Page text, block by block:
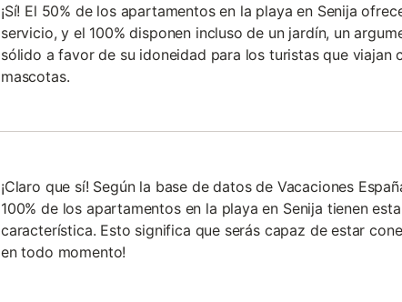
¡Sí! El 50% de los apartamentos en la playa en Senija
servicio, y el 100% disponen incluso de un jardín, un
sólido a favor de su idoneidad para los turistas que viajan
mascotas.
¡Claro que sí! Según la base de datos de Vacaciones
100% de los apartamentos en la playa en Senija tienen esta
característica. Esto significa que serás capaz de estar
en todo momento!